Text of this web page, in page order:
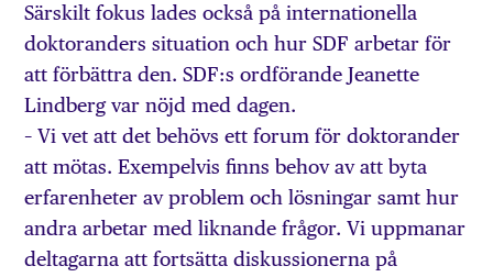
Särskilt fokus lades också på internationella
doktoranders situation och hur SDF arbetar för
att förbättra den. SDF:s ordförande Jeanette
Lindberg var nöjd med dagen.
– Vi vet att det behövs ett forum för doktorander
att mötas. Exempelvis finns behov av att byta
erfarenheter av problem och lösningar samt hur
andra arbetar med liknande frågor. Vi uppmanar
deltagarna att fortsätta diskussionerna på